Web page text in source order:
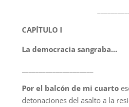
CAPÍTULO I
La democracia sangraba…
Por el balcón de mi cuarto
detonaciones del asalto a la